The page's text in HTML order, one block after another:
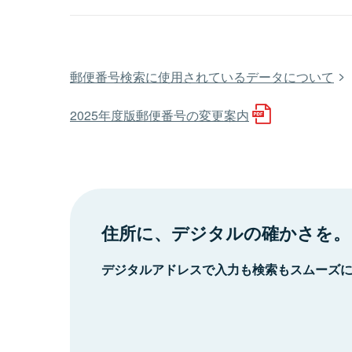
郵便番号検索に使用されているデータについて
2025年度版郵便番号の変更案内
住所に、デジタルの確かさを。
デジタルアドレスで入力も検索もスムーズ